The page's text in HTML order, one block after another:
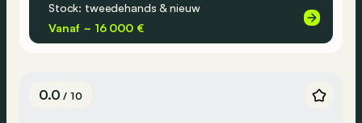
Stock: tweedehands & nieuw
Vanaf ~ 16 000 €
0.0/ 10